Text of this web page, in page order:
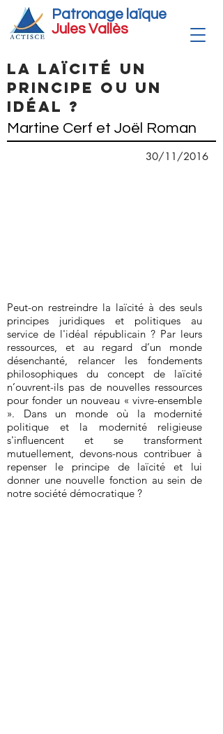
Patronage laïque
Jules Vallès
La Laïcité un
principe ou un
idéal ?
Martine Cerf et Joël Roman
30/11/2016
Peut-on restreindre la laïcité à des seuls
principes juridiques et politiques au
service de l'idéal républicain ? Par leurs
ressources, et au regard d’un monde
désenchanté, relancer les fondements
philosophiques du concept de laïcité
n’ouvrent-ils pas de nouvelles ressources
pour fonder un nouveau « vivre-ensemble
». Dans un monde où la modernité
politique et la modernité religieuse
s'influencent et se transforment
mutuellement, devons-nous contribuer à
repenser le principe de laïcité et lui
donner une nouvelle fonction au sein de
notre société démocratique ?